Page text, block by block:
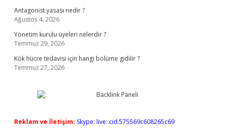
Antagonist yasası nedir ?
Ağustos 4, 2026
Yönetim kurulu üyeleri nelerdir ?
Temmuz 29, 2026
Kök hücre tedavisi için hangi bölüme gidilir ?
Temmuz 27, 2026
Reklam ve İletişim: Skype: live:.cid.575569c608265c69